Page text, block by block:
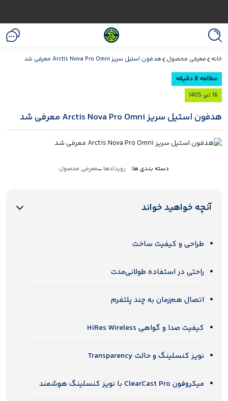
خانه معرفی محصول هدفون استیل سریز Arctis Nova Pro Omni معرفی شد
مطالعه 8 دقیقه
16 تیر 1405
هدفون استیل سریز Arctis Nova Pro Omni معرفی شد
دسته بندی ها: رویدادها معرفی محصول
آنچه خواهید خواند
طراحی و کیفیت ساخت
راحتی در استفاده طولانی‌مدت
اتصال هم‌زمان به چند پلتفرم
کیفیت صدا و گواهی HiRes Wireless
نویز کنسلینگ و حالت Transparency
میکروفون ClearCast Pro با نویز کنسلینگ هوشمند